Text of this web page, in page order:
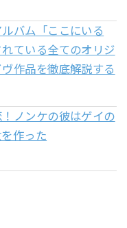
バム「ここにいる
ている全てのオリジ
作品を徹底解説する
ノンケの彼はゲイの
作った